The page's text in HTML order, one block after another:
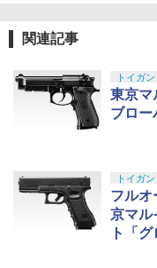
関連記事
トイガン
東京マ
ブロー
トイガン
フル
京マル
ト「